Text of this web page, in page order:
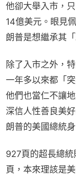
他卻大舉入市，
14億美元。眼見
朗普是想繼承其
除了入市之外，
一年多以來都「
他們也當仁不讓
深信人性善良美
朗普的美國總統身
927頁的超長總統
頁，本來理該是